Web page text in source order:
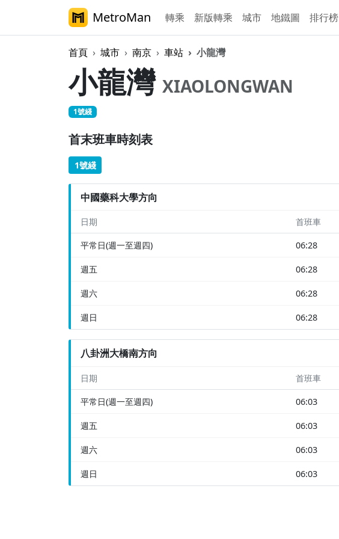
MetroMan 轉乘 新版轉乘 城市 地鐵圖 排行榜
首頁 城市 南京 車站 小龍灣
小龍灣 XIAOLONGWAN
1號綫
首末班車時刻表
1號綫
中國藥科大學方向
日期 首班車
平常日(週一至週四) 06:28
週五 06:28
週六 06:28
週日 06:28
八卦洲大橋南方向
日期 首班車
平常日(週一至週四) 06:03
週五 06:03
週六 06:03
週日 06:03